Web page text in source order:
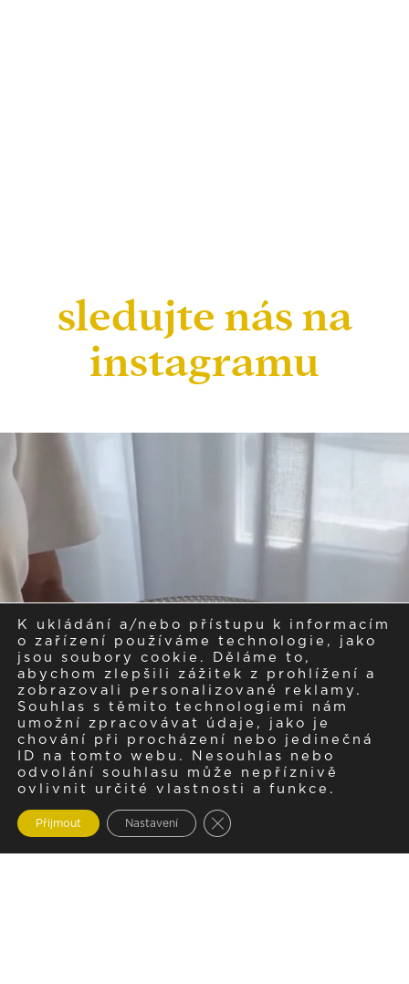
sledujte nás na
instagramu
K ukládání a/nebo přístupu k informacím
o zařízení používáme technologie, jako
jsou soubory cookie. Děláme to,
abychom zlepšili zážitek z prohlížení a
zobrazovali personalizované reklamy.
Souhlas s těmito technologiemi nám
umožní zpracovávat údaje, jako je
chování při procházení nebo jedinečná
ID na tomto webu. Nesouhlas nebo
odvolání souhlasu může nepříznivě
ovlivnit určité vlastnosti a funkce.
Přijmout Nastavení Zavřít cookie lištu GDPR